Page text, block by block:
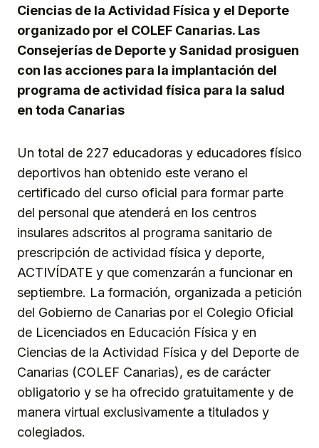
Ciencias de la Actividad Física y el Deporte
organizado por el COLEF Canarias. Las
Consejerías de Deporte y Sanidad prosiguen
con las acciones para la implantación del
programa de actividad física para la salud
en toda Canarias
Un total de 227 educadoras y educadores físico
deportivos han obtenido este verano el
certificado del curso oficial para formar parte
del personal que atenderá en los centros
insulares adscritos al programa sanitario de
prescripción de actividad física y deporte,
ACTIVÍDATE y que comenzarán a funcionar en
septiembre. La formación, organizada a petición
del Gobierno de Canarias por el Colegio Oficial
de Licenciados en Educación Física y en
Ciencias de la Actividad Física y del Deporte de
Canarias (COLEF Canarias), es de carácter
obligatorio y se ha ofrecido gratuitamente y de
manera virtual exclusivamente a titulados y
colegiados.